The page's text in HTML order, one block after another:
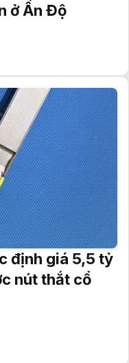
ở Ấn Độ
định giá 5,5 tỷ
nút thắt cổ